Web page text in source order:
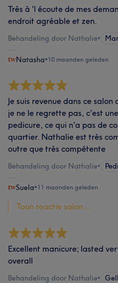
Très à 'l écoute de mes
endroit agréable et zen.
Behandeling door Nathalie•
Natasha•10 maanden geleden
Je suis revenue dans ce
je ne le regrette pas, c'est
pedicure, ce qui n'a pas de
quartier. Nathalie est très
outre que très compétente
Behandeling door Nathalie•
Suela•11 maanden geleden
Toon reactie salon...
Excellent manicure; lasted
overall
Behandeling door Nathalie•